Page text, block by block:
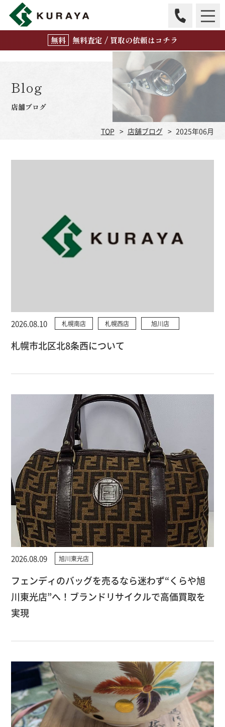
無料査定 / 買取の依頼はコチラ
Blog
店舗ブログ
TOP 店舗ブログ 2025年06月
2026.08.10 札幌南店 札幌西店 旭川店
札幌市北区北8条西について
2026.08.09 旭川東光店
フェンディのバッグを売るなら迷わず“くらや旭
川東光店”へ！ブランドリサイクルで高価買取を
実現